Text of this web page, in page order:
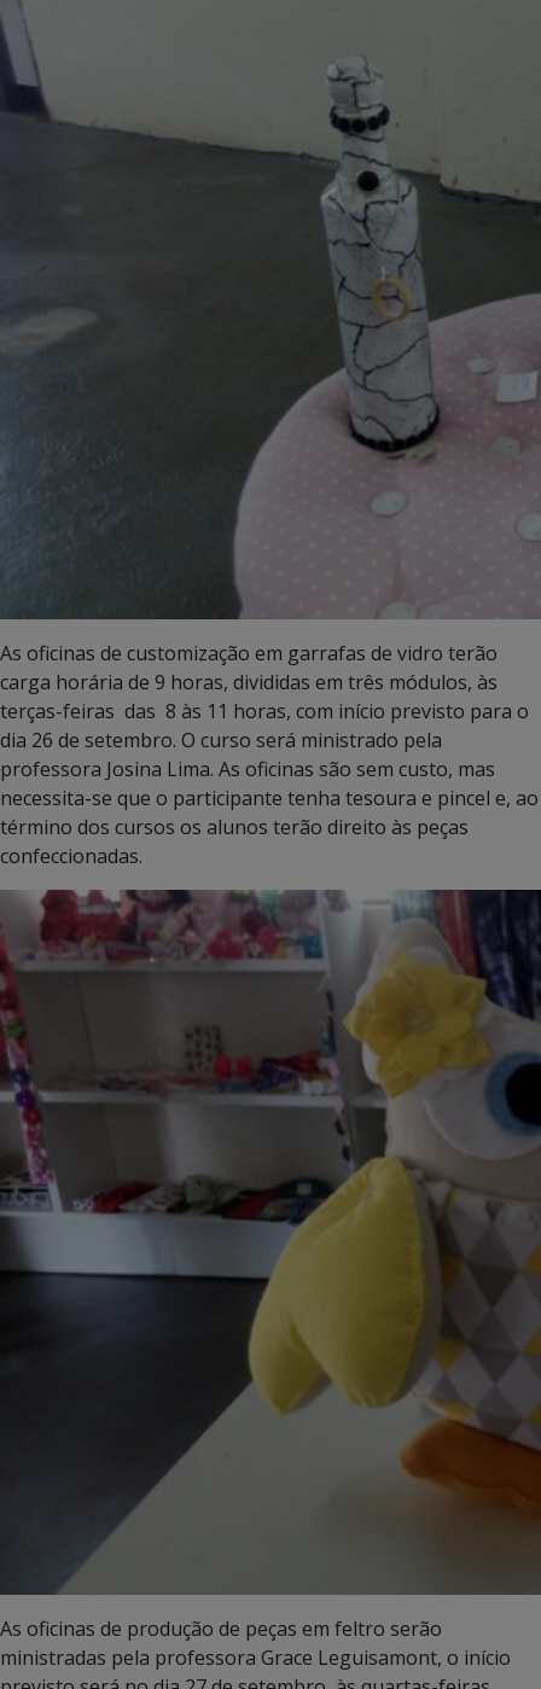
As oficinas de customização em garrafas de vidro terão
carga horária de 9 horas, divididas em três módulos, às
terças-feiras das 8 às 11 horas, com início previsto para o
dia 26 de setembro. O curso será ministrado pela
professora Josina Lima. As oficinas são sem custo, mas
necessita-se que o participante tenha tesoura e pincel e, ao
término dos cursos os alunos terão direito às peças
confeccionadas.
As oficinas de produção de peças em feltro serão
ministradas pela professora Grace Leguisamont, o início